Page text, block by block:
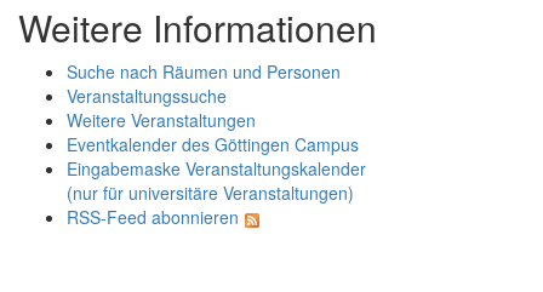
Weitere Informationen
Suche nach Räumen und Personen
Veranstaltungssuche
Weitere Veranstaltungen
Eventkalender des Göttingen Campus
Eingabemaske Veranstaltungskalender
(nur für universitäre Veranstaltungen)
RSS-Feed abonnieren